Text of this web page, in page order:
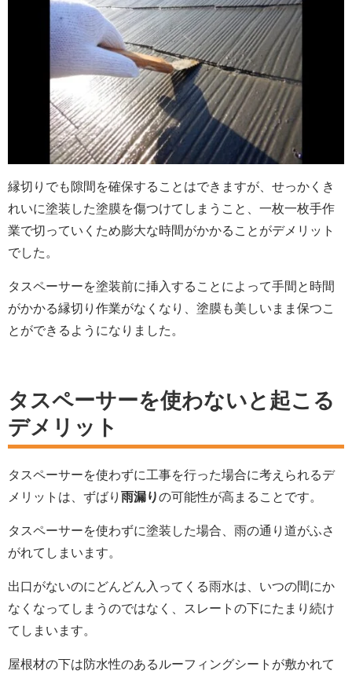
縁切りでも隙間を確保することはできますが、せっかくき
れいに塗装した塗膜を傷つけてしまうこと、一枚一枚手作
業で切っていくため膨大な時間がかかることがデメリット
でした。
タスペーサーを塗装前に挿入することによって手間と時間
がかかる縁切り作業がなくなり、塗膜も美しいまま保つこ
とができるようになりました。
タスペーサーを使わないと起こる
デメリット
タスペーサーを使わずに工事を行った場合に考えられるデ
メリットは、ずばり 雨漏りの可能性が高まることです。
タスペーサーを使わずに塗装した場合、雨の通り道がふさ
がれてしまいます。
出口がないのにどんどん入ってくる雨水は、いつの間にか
なくなってしまうのではなく、スレートの下にたまり続け
てしまいます。
屋根材の下は防水性のあるルーフィングシートが敷かれて